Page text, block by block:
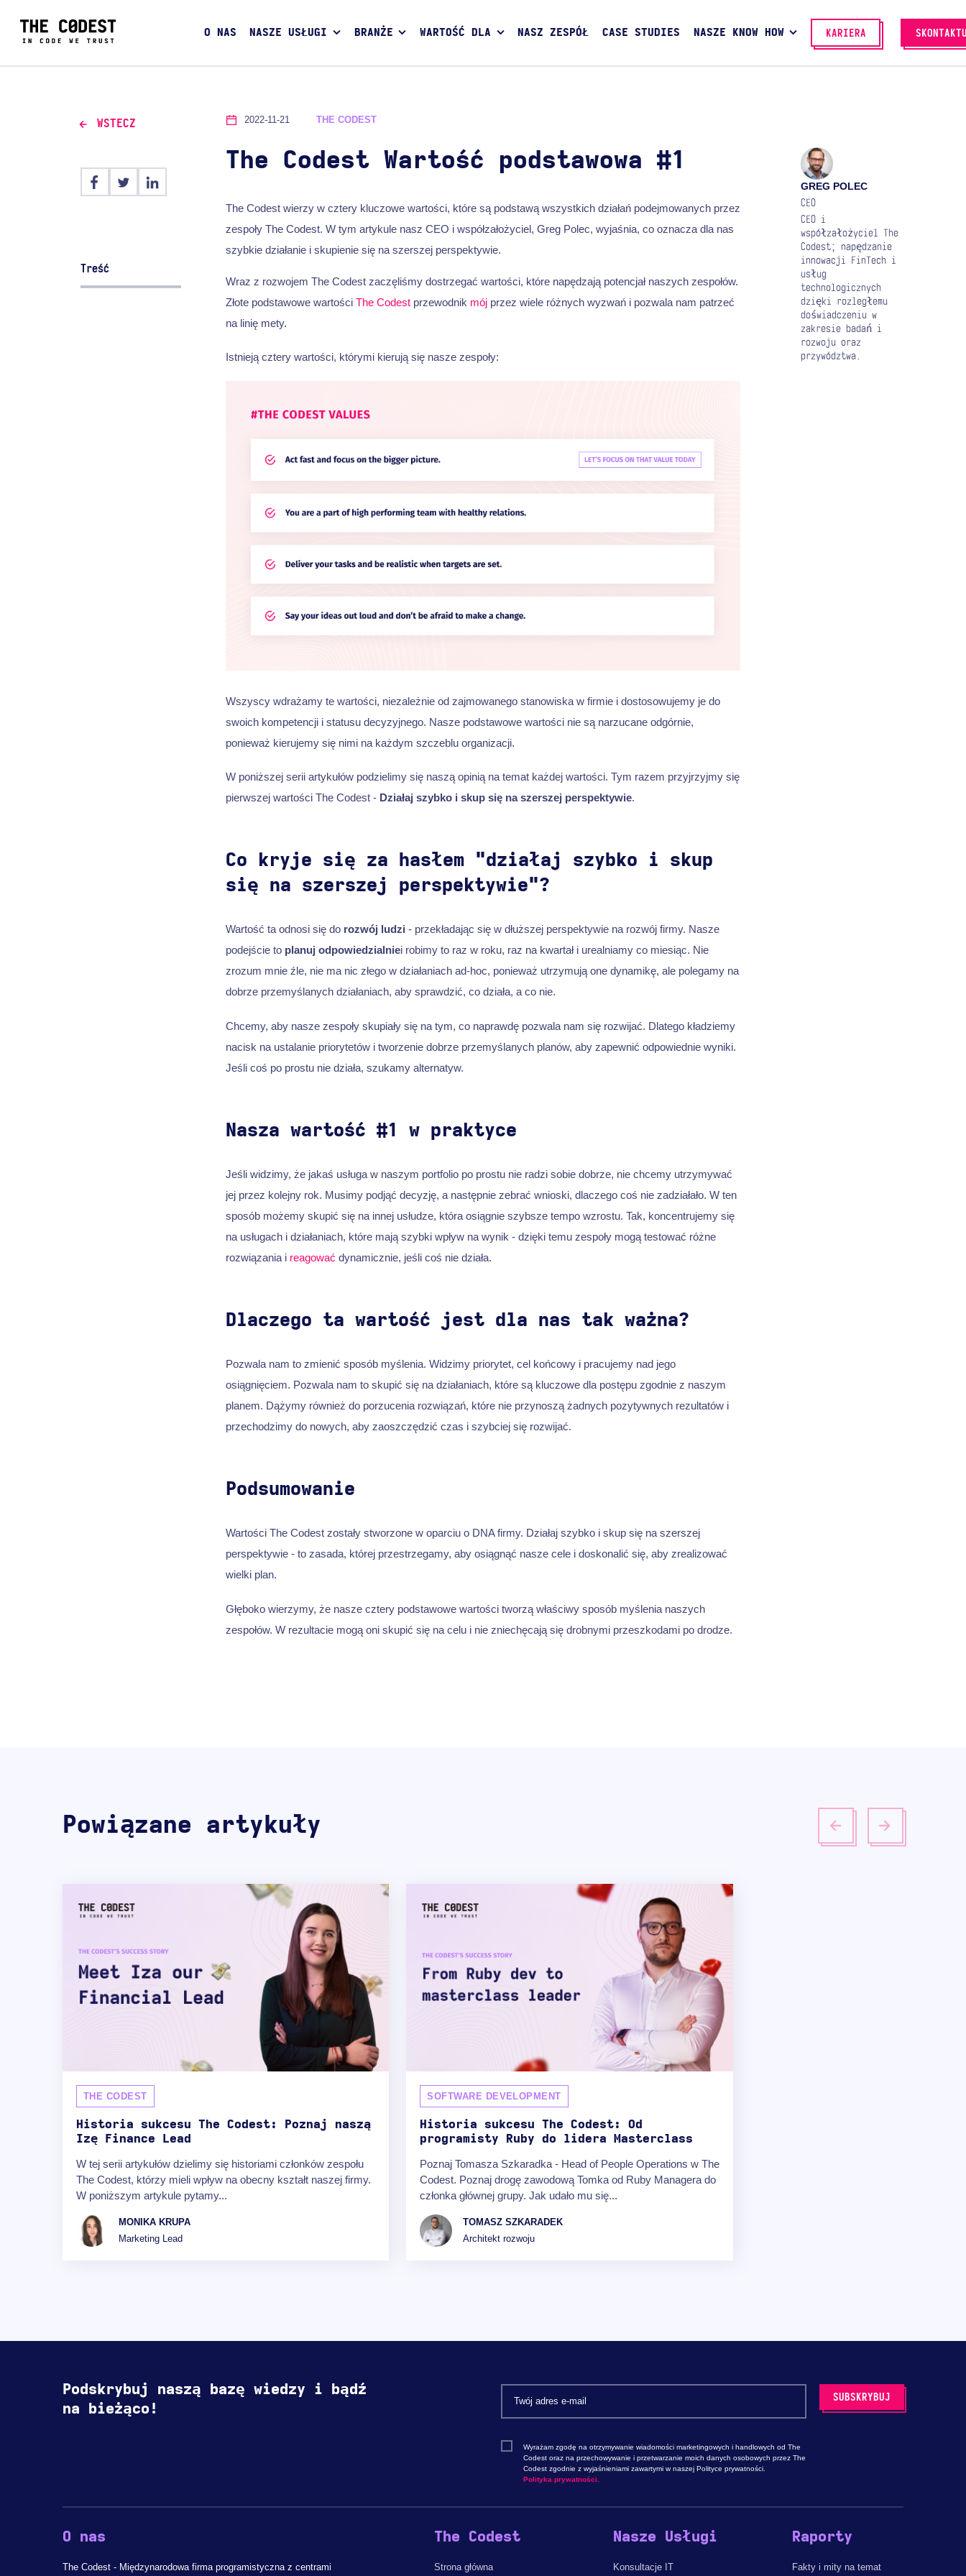
O NAS NASZE USŁUGI BRANŻE WARTOŚĆ DLA NASZ ZESPÓŁ CASE STUDIES NASZE KNOW HOW KARIERA
WSTECZ
Treść
2022-11-21 THE CODEST
The Codest Wartość podstawowa #1
GREG POLEC
CEO
CEO i
współzałożyciel The
Codest; napędzanie
innowacji FinTech i
usług
technologicznych
dzięki rozległemu
doświadczeniu w
zakresie badań i
rozwoju oraz
przywództwa.
The Codest wierzy w cztery kluczowe wartości, które są podstawą wszystkich działań podejmowanych przez
zespoły The Codest. W tym artykule nasz CEO i współzałożyciel, Greg Polec, wyjaśnia, co oznacza dla nas
szybkie działanie i skupienie się na szerszej perspektywie.
Wraz z rozwojem The Codest zaczęliśmy dostrzegać wartości, które napędzają potencjał naszych zespołów.
Złote podstawowe wartości The Codestprzewodnik mójprzez wiele różnych wyzwań i pozwala nam patrzeć
na linię mety.
Istnieją cztery wartości, którymi kierują się nasze zespoły:
Wszyscy wdrażamy te wartości, niezależnie od zajmowanego stanowiska w firmie i dostosowujemy je do
swoich kompetencji i statusu decyzyjnego. Nasze podstawowe wartości nie są narzucane odgórnie,
ponieważ kierujemy się nimi na każdym szczeblu organizacji.
W poniższej serii artykułów podzielimy się naszą opinią na temat każdej wartości. Tym razem przyjrzyjmy się
pierwszej wartości The Codest - Działaj szybko i skup się na szerszej perspektywie.
Co kryje się za hasłem "działaj szybko i skup
się na szerszej perspektywie"?
Wartość ta odnosi się do rozwój ludzi - przekładając się w dłuższej perspektywie na rozwój firmy. Nasze
podejście to planuj odpowiedzialniei robimy to raz w roku, raz na kwartał i urealniamy co miesiąc. Nie
zrozum mnie źle, nie ma nic złego w działaniach ad-hoc, ponieważ utrzymują one dynamikę, ale polegamy na
dobrze przemyślanych działaniach, aby sprawdzić, co działa, a co nie.
Chcemy, aby nasze zespoły skupiały się na tym, co naprawdę pozwala nam się rozwijać. Dlatego kładziemy
nacisk na ustalanie priorytetów i tworzenie dobrze przemyślanych planów, aby zapewnić odpowiednie wyniki.
Jeśli coś po prostu nie działa, szukamy alternatyw.
Nasza wartość #1 w praktyce
Jeśli widzimy, że jakaś usługa w naszym portfolio po prostu nie radzi sobie dobrze, nie chcemy utrzymywać
jej przez kolejny rok. Musimy podjąć decyzję, a następnie zebrać wnioski, dlaczego coś nie zadziałało. W ten
sposób możemy skupić się na innej usłudze, która osiągnie szybsze tempo wzrostu. Tak, koncentrujemy się
na usługach i działaniach, które mają szybki wpływ na wynik - dzięki temu zespoły mogą testować różne
rozwiązania i reagować dynamicznie, jeśli coś nie działa.
Dlaczego ta wartość jest dla nas tak ważna?
Pozwala nam to zmienić sposób myślenia. Widzimy priorytet, cel końcowy i pracujemy nad jego
osiągnięciem. Pozwala nam to skupić się na działaniach, które są kluczowe dla postępu zgodnie z naszym
planem. Dążymy również do porzucenia rozwiązań, które nie przynoszą żadnych pozytywnych rezultatów i
przechodzimy do nowych, aby zaoszczędzić czas i szybciej się rozwijać.
Podsumowanie
Wartości The Codest zostały stworzone w oparciu o DNA firmy. Działaj szybko i skup się na szerszej
perspektywie - to zasada, której przestrzegamy, aby osiągnąć nasze cele i doskonalić się, aby zrealizować
wielki plan.
Głęboko wierzymy, że nasze cztery podstawowe wartości tworzą właściwy sposób myślenia naszych
zespołów. W rezultacie mogą oni skupić się na celu i nie zniechęcają się drobnymi przeszkodami po drodze.
Powiązane artykuły
THE CODEST
Historia sukcesu The Codest: Poznaj naszą
Izę Finance Lead
W tej serii artykułów dzielimy się historiami członków zespołu
The Codest, którzy mieli wpływ na obecny kształt naszej firmy.
W poniższym artykule pytamy...
MONIKA KRUPA
Marketing Lead
SOFTWARE DEVELOPMENT
Historia sukcesu The Codest: Od
programisty Ruby do lidera Masterclass
Poznaj Tomasza Szkaradka - Head of People Operations w The
Codest. Poznaj drogę zawodową Tomka od Ruby Managera do
członka głównej grupy. Jak udało mu się...
TOMASZ SZKARADEK
Architekt rozwoju
Podskrybuj naszą bazę wiedzy i bądź
na bieżąco!
Wyrażam zgodę na otrzymywanie wiadomości marketingowych i handlowych od The
Codest oraz na przechowywanie i przetwarzanie moich danych osobowych przez The
Codest zgodnie z wyjaśnieniami zawartymi w naszej Polityce prywatności.
Polityka prywatności.
O nas
The Codest - Międzynarodowa firma programistyczna z centrami
The Codest
Strona główna
Nasze Usługi
Konsultacje IT
Raporty
Fakty i mity na temat